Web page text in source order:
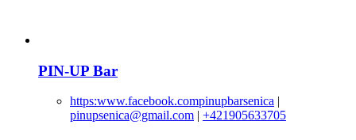
PIN-UP Bar
https:www.facebook.compinupbarsenica |
pinupsenica@gmail.com | +421905633705